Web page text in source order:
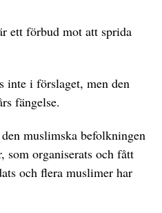
ett förbud mot att sprida
inte i förslaget, men den
fängelse.
muslimska befolkningen
organiserats och fått
och flera muslimer har